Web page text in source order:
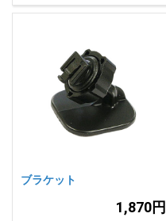
ブラケット
1,870円